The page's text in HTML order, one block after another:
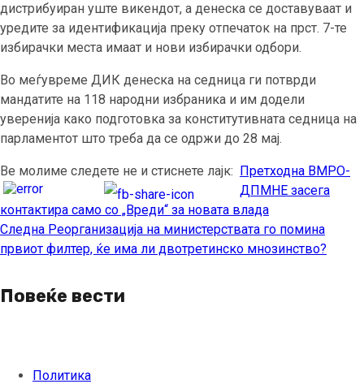
дистрибуиран уште викендот, а денеска се доставуваат и
уредите за идентификација преку отпечаток на прст. 7-те
избирачки места имаат и нови избирачки одбори.
Во меѓувреме ДИК денеска на седница ги потврди
мандатите на 118 народни избраника и им додели
уверенија како подготовка за конститутивната седница на
парламентот што треба да се одржи до 28 мај.
Ве молиме следете не и стиснете лајк:
Continue
Reading
Претходна ВМРО-
ДПМНЕ засега
контактира само со „Вреди“ за новата влада
Следна Реорганизација на министерствата го помина
првиот филтер, ќе има ли двотретинско мнозинство?
Повеќе вести
Политика